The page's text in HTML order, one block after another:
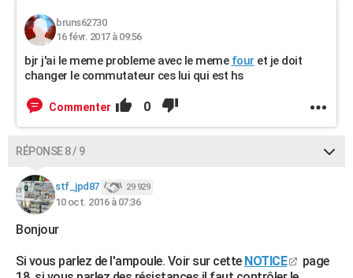
bruns62730
16 févr. 2017 à 09:56
bjr j'ai le meme probleme avec le meme four et je doit
changer le commutateur ces lui qui est hs
Commenter 0
RÉPONSE 8 / 9
stf_jpd87 29 929
10 oct. 2016 à 07:36
Bonjour
Si vous parlez de l'ampoule. Voir sur cette NOTICE
page